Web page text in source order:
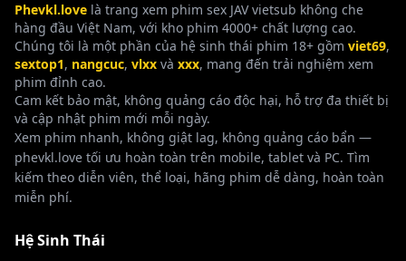
HD
27:00
KAM-034 Video Voyeur Chị Em Thô
Nguyên Bản
👁 599 lượt xem
Movie code: vsphim-h02038 Original
title: Sensual Adventures – Ep 4 – The
Phevkl.love là trang xem phim sex JAV vietsub không che
hàng đầu Việt Nam, với kho phim 4000+ chất lượng cao.
Chúng tôi là một phần của hệ sinh thái phim 18+ gồm viet69,
sextop1, nangcuc, vlxx và xxx, mang đến trải nghiệm xem
phim đỉnh cao.
Cam kết bảo mật, không quảng cáo độc hại, hỗ trợ đa thiết bị
và cập nhật phim mới mỗi ngày.
Xem phim nhanh, không giật lag, không quảng cáo bẩn —
phevkl.love tối ưu hoàn toàn trên mobile, tablet và PC. Tìm
kiếm theo diễn viên, thể loại, hãng phim dễ dàng, hoàn toàn
miễn phí.
Hệ Sinh Thái